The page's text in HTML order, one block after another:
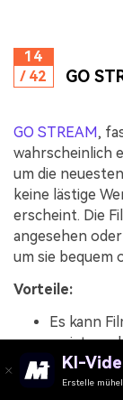
14
/ 42
GO
GO STREAM,
wahrscheinlich
um die
keine lästige
erscheint. Die
angesehen
um sie bequem
Vorteile:
Es kann
hohen
KI-
Erstelle